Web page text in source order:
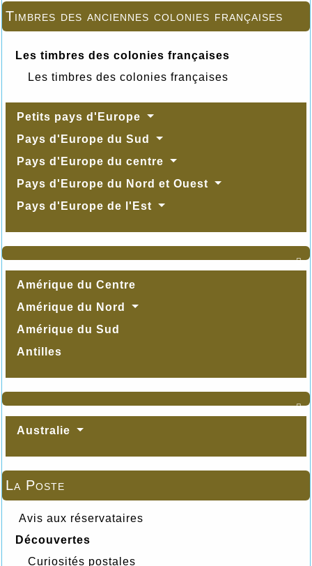
Timbres des anciennes colonies françaises
Les timbres des colonies françaises
Les timbres des colonies françaises
Petits pays d'Europe
Pays d'Europe du Sud
Pays d'Europe du centre
Pays d'Europe du Nord et Ouest
Pays d'Europe de l'Est

Amérique du Centre
Amérique du Nord
Amérique du Sud
Antilles

Australie
La Poste
Avis aux réservataires
Découvertes
Curiosités postales